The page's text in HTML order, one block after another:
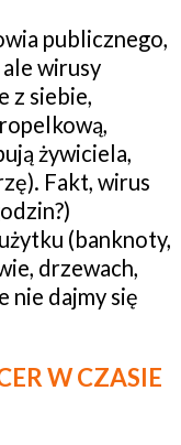
publicznego,
wirusy
z siebie,
żywiciela,
Fakt, wirus
(banknoty,
drzewach,
nie dajmy się
W CZASIE